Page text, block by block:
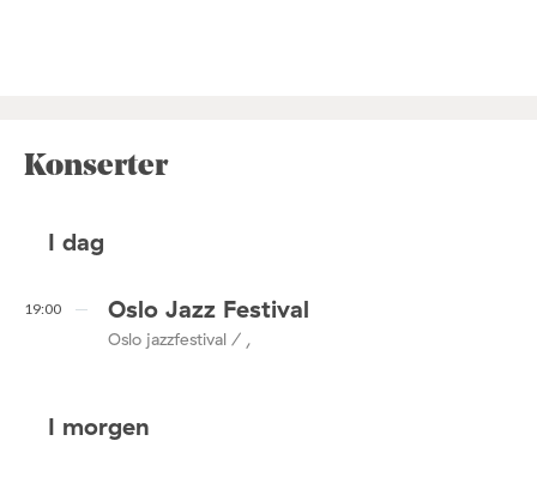
Konserter
I dag
19:00 Oslo Jazz Festival
Oslo jazzfestival / ,
I morgen